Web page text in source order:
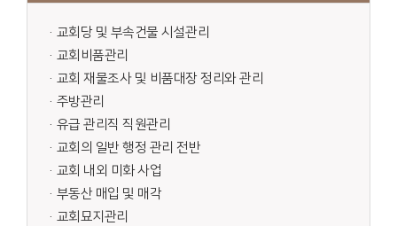
·교회당 및 부속건물 시설관리
·교회비품관리
·교회 재물조사 및 비품대장 정리와 관리
·주방관리
·유급 관리직 직원관리
·교회의 일반 행정 관리 전반
·교회 내외 미화 사업
·부동산 매입 및 매각
·교회묘지관리